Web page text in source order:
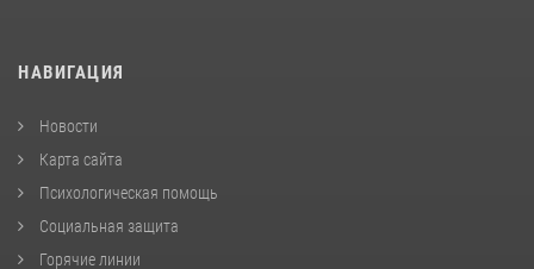
НАВИГАЦИЯ
Новости
Карта сайта
Психологическая помощь
Социальная защита
Горячие линии